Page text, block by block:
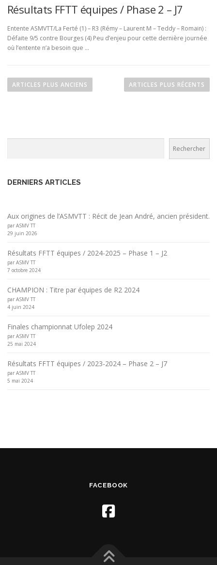
Résultats FFTT équipes / Phase 2 – J7
Entente ASMVTT/La Ferté (1) – R3 (Rémy – Laurent M – Teddy – Romain) :
Défaite 9/5 contre Bourges (4) Peu d’enjeu pour cette dernière journée
où l’entente n’a besoin que …
a
n
s
a
r
t
i
c
l
e
s
ARTICLES PLUS ANCIENS ARTICLES PLUS RÉCENTS
Rechercher
DERNIERS ARTICLES
Aux origines de l’ASMVTT : Récit de Jean André, ancien président.
par ASMV TT
29 juin 2026
Résultats FFTT équipes / 2024-2025 – Phase 1 – J2
par ASMV TT
7 octobre 2024
CHAMPION : Titre par équipes de R2 2024
par ASMV TT
4 juin 2024
Finales championnat Ufolep 2024
par ASMV TT
25 mai 2024
Résultats FFTT équipes / 2023-2024 – Phase 2 – J7
par ASMV TT
5 mai 2024
FACEBOOK